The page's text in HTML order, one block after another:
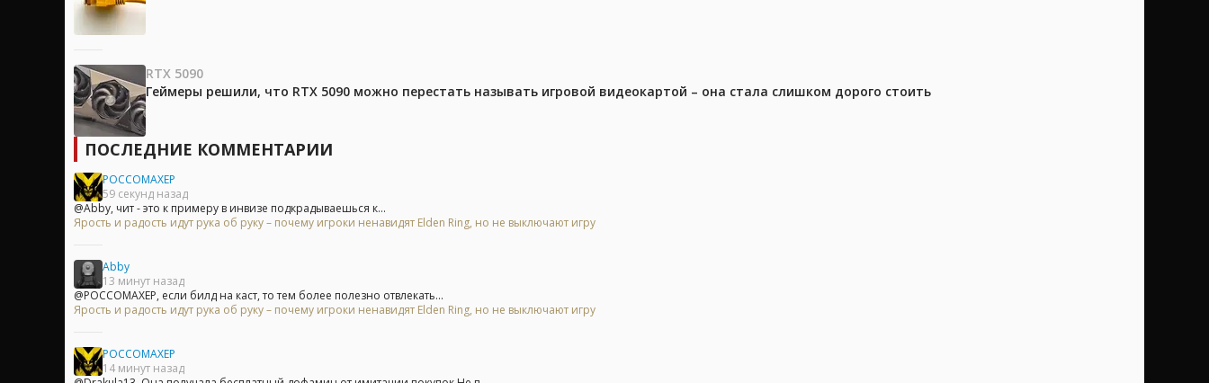
RTX 5090
Геймеры решили, что RTX 5090 можно перестать называть игровой видеокартой – она стала слишком дорого стоить
ПОСЛЕДНИЕ КОММЕНТАРИИ
POCCOMAXEP
59 секунд назад
@Abby, чит - это к примеру в инвизе подкрадываешься к...
Ярость и радость идут рука об руку – почему игроки ненавидят Elden Ring, но не выключают игру
Abby
13 минут назад
@POCCOMAXEP, если билд на каст, то тем более полезно отвлекать...
Ярость и радость идут рука об руку – почему игроки ненавидят Elden Ring, но не выключают игру
POCCOMAXEP
14 минут назад